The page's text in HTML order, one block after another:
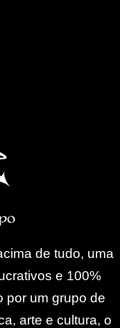
de tudo, uma
e 100%
por um grupo de
arte e cultura, o